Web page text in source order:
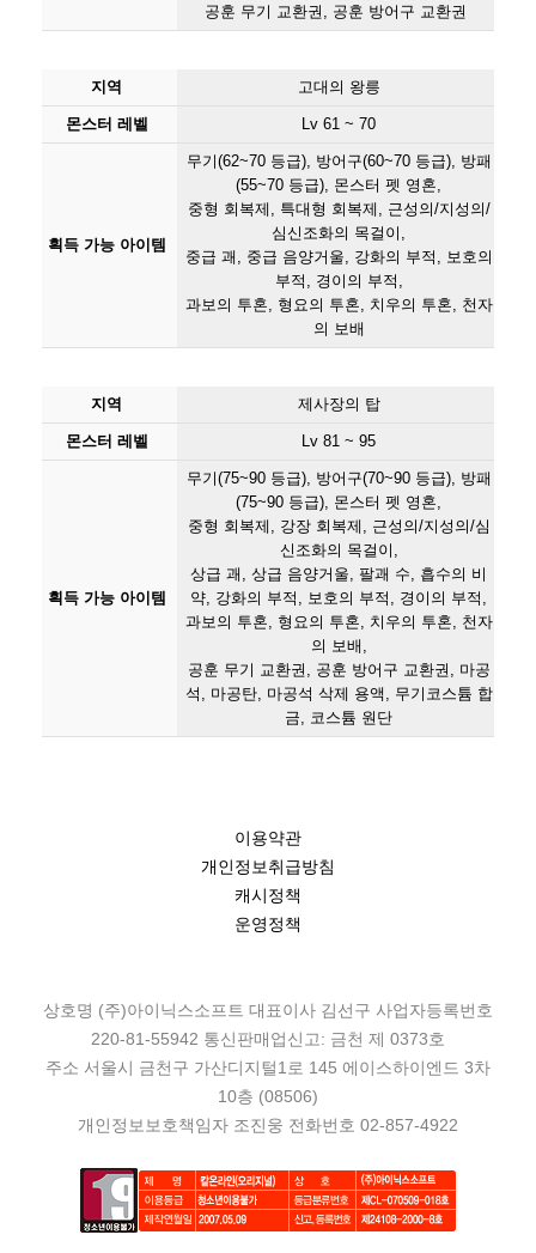
공훈 무기 교환권, 공훈 방어구 교환권
지역 고대의 왕릉
몬스터 레벨 Lv 61 ~ 70
획득 가능 아이템
무기(62~70 등급), 방어구(60~70 등급), 방패
(55~70 등급), 몬스터 펫 영혼,
중형 회복제, 특대형 회복제, 근성의/지성의/
심신조화의 목걸이,
중급 괘, 중급 음양거울, 강화의 부적, 보호의
부적, 경이의 부적,
과보의 투혼, 형요의 투혼, 치우의 투혼, 천자
의 보배
지역 제사장의 탑
몬스터 레벨 Lv 81 ~ 95
획득 가능 아이템
무기(75~90 등급), 방어구(70~90 등급), 방패
(75~90 등급), 몬스터 펫 영혼,
중형 회복제, 강장 회복제, 근성의/지성의/심
신조화의 목걸이,
상급 괘, 상급 음양거울, 팔괘 수, 흡수의 비
약, 강화의 부적, 보호의 부적, 경이의 부적,
과보의 투혼, 형요의 투혼, 치우의 투혼, 천자
의 보배,
공훈 무기 교환권, 공훈 방어구 교환권, 마공
석, 마공탄, 마공석 삭제 용액, 무기코스튬 합
금, 코스튬 원단
이용약관
개인정보취급방침
캐시정책
운영정책
상호명 (주)아이닉스소프트 대표이사 김선구 사업자등록번호
220-81-55942 통신판매업신고: 금천 제 0373호
주소 서울시 금천구 가산디지털1로 145 에이스하이엔드 3차
10층 (08506)
개인정보보호책임자 조진웅 전화번호 02-857-4922